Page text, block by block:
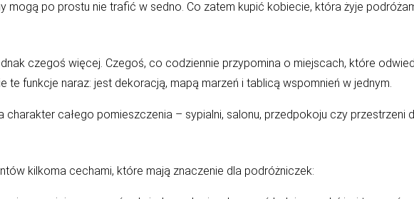
po prostu nie trafić w sedno. Co zatem kupić kobiecie, która żyje
czegoś więcej. Czegoś, co codziennie przypomina o miejscach, które
te funkcje naraz: jest dekoracją, mapą marzeń i tablicą wspomnień w jednym.
całego pomieszczenia – sypialni, salonu, przedpokoju czy przestrzeni
kilkoma cechami, które mają znaczenie dla podróżniczek: